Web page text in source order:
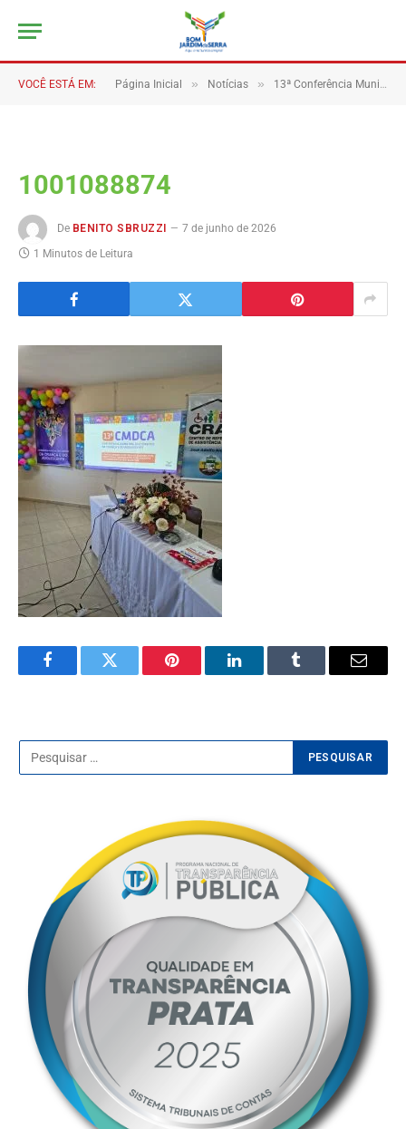
VOCÊ ESTÁ EM: Página Inicial » Notícias » 13ª Conferência Municipal de Assistência Social debate fortalecimento das políticas públicas em Bom Jardim da Serra,
1001088874
De BENITO SBRUZZI
7 de junho de 2026
1 Minutos de Leitura
FacebookTwitter Pinterest LinkedInTumblr
E-